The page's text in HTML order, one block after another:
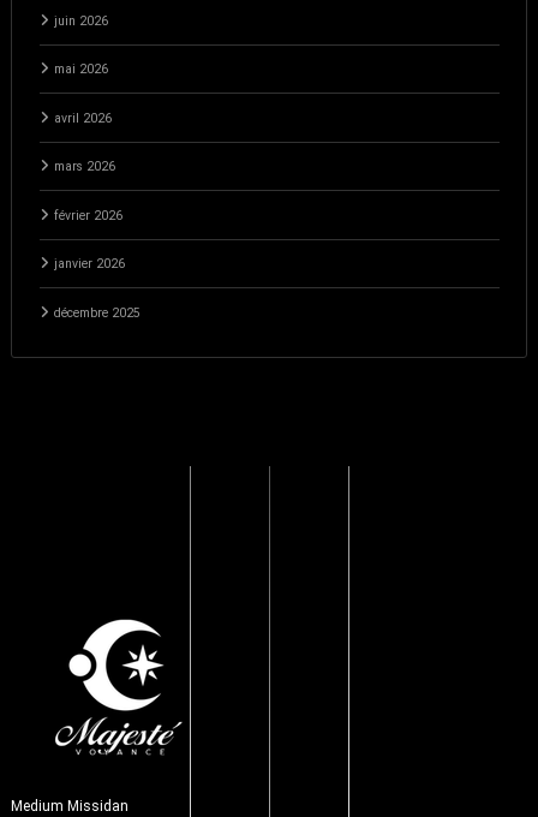
juin 2026
mai 2026
avril 2026
mars 2026
février 2026
janvier 2026
décembre 2025
Medium Missidan